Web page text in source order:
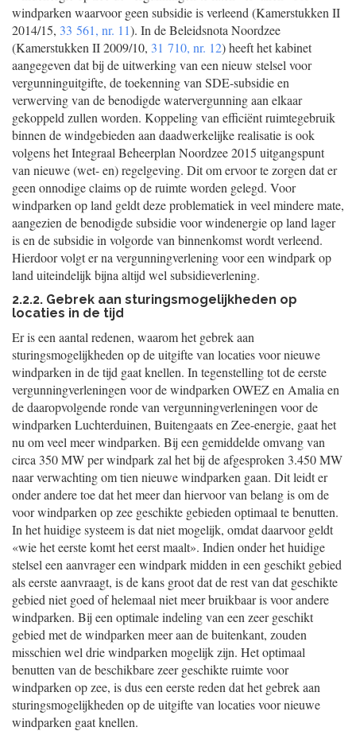
windparken waarvoor geen subsidie is verleend (Kamerstukken II
2014/15, 33 561, nr. 11). In de Beleidsnota Noordzee
(Kamerstukken II 2009/10, 31 710, nr. 12) heeft het kabinet
aangegeven dat bij de uitwerking van een nieuw stelsel voor
vergunninguitgifte, de toekenning van SDE-subsidie en
verwerving van de benodigde watervergunning aan elkaar
gekoppeld zullen worden. Koppeling van efficiënt ruimtegebruik
binnen de windgebieden aan daadwerkelijke realisatie is ook
volgens het Integraal Beheerplan Noordzee 2015 uitgangspunt
van nieuwe (wet- en) regelgeving. Dit om ervoor te zorgen dat er
geen onnodige claims op de ruimte worden gelegd. Voor
windparken op land geldt deze problematiek in veel mindere mate,
aangezien de benodigde subsidie voor windenergie op land lager
is en de subsidie in volgorde van binnenkomst wordt verleend.
Hierdoor volgt er na vergunningverlening voor een windpark op
land uiteindelijk bijna altijd wel subsidieverlening.
2.2.2. Gebrek aan sturingsmogelijkheden op
locaties in de tijd
Er is een aantal redenen, waarom het gebrek aan
sturingsmogelijkheden op de uitgifte van locaties voor nieuwe
windparken in de tijd gaat knellen. In tegenstelling tot de eerste
vergunningverleningen voor de windparken OWEZ en Amalia en
de daaropvolgende ronde van vergunningverleningen voor de
windparken Luchterduinen, Buitengaats en Zee-energie, gaat het
nu om veel meer windparken. Bij een gemiddelde omvang van
circa 350 MW per windpark zal het bij de afgesproken 3.450 MW
naar verwachting om tien nieuwe windparken gaan. Dit leidt er
onder andere toe dat het meer dan hiervoor van belang is om de
voor windparken op zee geschikte gebieden optimaal te benutten.
In het huidige systeem is dat niet mogelijk, omdat daarvoor geldt
«wie het eerste komt het eerst maalt». Indien onder het huidige
stelsel een aanvrager een windpark midden in een geschikt gebied
als eerste aanvraagt, is de kans groot dat de rest van dat geschikte
gebied niet goed of helemaal niet meer bruikbaar is voor andere
windparken. Bij een optimale indeling van een zeer geschikt
gebied met de windparken meer aan de buitenkant, zouden
misschien wel drie windparken mogelijk zijn. Het optimaal
benutten van de beschikbare zeer geschikte ruimte voor
windparken op zee, is dus een eerste reden dat het gebrek aan
sturingsmogelijkheden op de uitgifte van locaties voor nieuwe
windparken gaat knellen.